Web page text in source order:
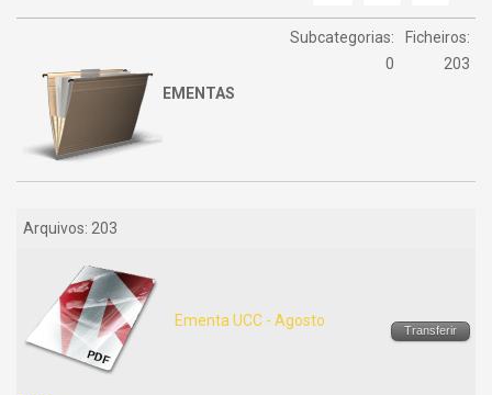
EMENTAS
Subcategorias:
0
Ficheiros:
203
Arquivos: 203
Ementa UCC - Agosto
Transferir